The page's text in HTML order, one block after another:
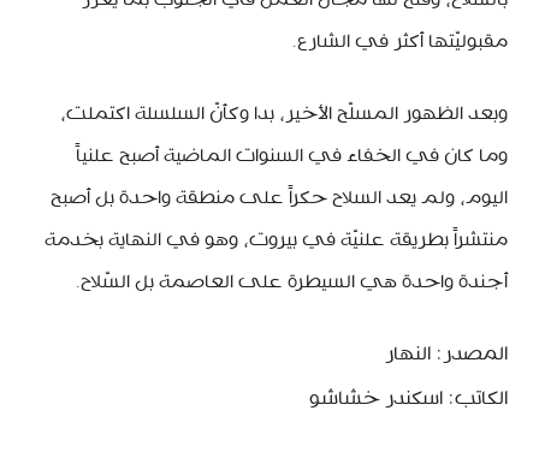
مقبوليّتها أكثر في الشارع.
وبعد الظهور المسلّح الأخير، بدا وكأنّ السلسلة اكتملت،
وما كان في الخفاء في السنوات الماضية أصبح علنياً
اليوم، ولم يعد السلاح حكراً على منطقة واحدة بل أصبح
منتشراً بطريقة علنيّة في بيروت، وهو في النهاية بخدمة
أجندة واحدة هي السيطرة على العاصمة بل السّلاح.
المصدر: النهار
الكاتب: اسكندر خشاشو